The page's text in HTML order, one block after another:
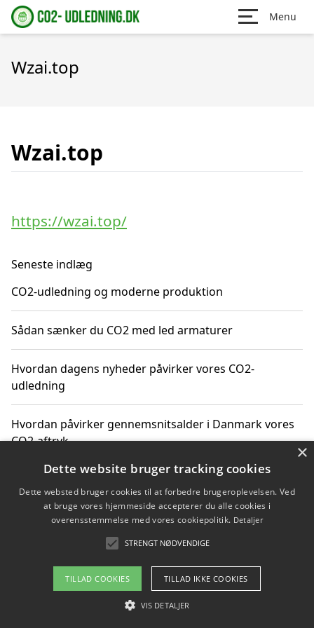
Menu
Wzai.top
Wzai.top
https://wzai.top/
Seneste indlæg
CO2-udledning og moderne produktion
Sådan sænker du CO2 med led armaturer
Hvordan dagens nyheder påvirker vores CO2-
udledning
Hvordan påvirker gennemsnitsalder i Danmark vores
CO2-aftryk
Hvordan nyheder om CO2-udledning påvirker vores
hverdag
Om / kontakt
Blog Betingelser
×
Dette website bruger tracking cookies
Dette websted bruger cookies til at forbedre brugeroplevelsen. Ved
at bruge vores hjemmeside accepterer du alle cookies i
overensstemmelse med vores cookiepolitik. Detaljer
STRENGT NØDVENDIGE
TILLAD COOKIES TILLAD IKKE COOKIES
VIS DETALJER